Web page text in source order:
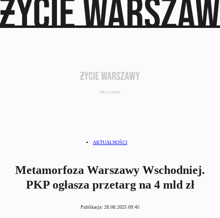
AKTUALNOŚCI
Metamorfoza Warszawy Wschodniej.
PKP ogłasza przetarg na 4 mld zł
Publikacja: 28.08.2025 09:45